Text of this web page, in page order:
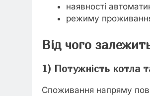
наявності
режиму
Від чого
1) Потужність котла
Споживання напряму